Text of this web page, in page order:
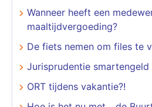
Wanneer heeft een
maaltijdvergoeding?
De fiets nemen om files te
Jurisprudentie smartengeld
ORT tijdens vakantie?!